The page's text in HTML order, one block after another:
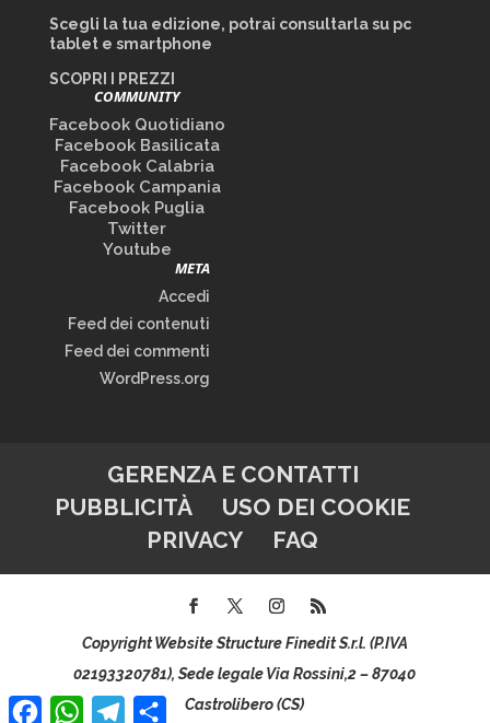
Scegli la tua edizione, potrai consultarla su pc
tablet e smartphone
SCOPRI I PREZZI
COMMUNITY
Facebook Quotidiano
Facebook Basilicata
Facebook Calabria
Facebook Campania
Facebook Puglia
Twitter
Youtube
META
Accedi
Feed dei contenuti
Feed dei commenti
WordPress.org
GERENZA E CONTATTI
PUBBLICITÀ
USO DEI COOKIE
PRIVACY
FAQ
Copyright Website Structure Finedit S.r.l. (P.IVA
02193320781), Sede legale Via Rossini,2 – 87040
Castrolibero (CS)
Facebook
WhatsAppTelegram
Condividi